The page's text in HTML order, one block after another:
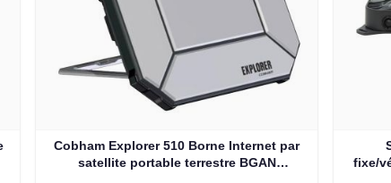
Cobham Explorer 510 Borne Internet par
satellite portable terrestre BGAN
fixe/